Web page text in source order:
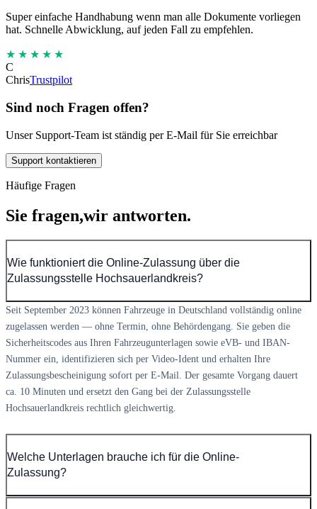
Super einfache Handhabung wenn man alle Dokumente vorliegen
hat. Schnelle Abwicklung, auf jeden Fall zu empfehlen.
★★★★★
C
ChrisTrustpilot
Sind noch Fragen offen?
Unser Support-Team ist ständig per E-Mail für Sie erreichbar
Support kontaktieren
Häufige Fragen
Sie fragen,wir antworten.
Wie funktioniert die Online-Zulassung über die
Zulassungsstelle Hochsauerlandkreis?
Seit September 2023 können Fahrzeuge in Deutschland vollständig online
zugelassen werden — ohne Termin, ohne Behördengang. Sie geben die
Sicherheitscodes aus Ihren Fahrzeugunterlagen sowie eVB- und IBAN-
Nummer ein, identifizieren sich per Video-Ident und erhalten Ihre
Zulassungsbescheinigung sofort per E-Mail. Der gesamte Vorgang dauert
ca. 10 Minuten und ersetzt den Gang bei der Zulassungsstelle
Hochsauerlandkreis rechtlich gleichwertig.
Welche Unterlagen brauche ich für die Online-
Zulassung?